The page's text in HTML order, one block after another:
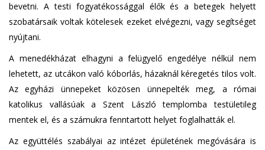
bevetni. A testi fogyatékossággal élők és a betegek helyett
szobatársaik voltak kötelesek ezeket elvégezni, vagy segítséget
nyújtani.
A menedékházat elhagyni a felügyelő engedélye nélkül nem
lehetett, az utcákon való kóborlás, házaknál kéregetés tilos volt.
Az egyházi ünnepeket közösen ünnepelték meg, a római
katolikus vallásúak a Szent László templomba testületileg
mentek el, és a számukra fenntartott helyet foglalhatták el.
Az együttélés szabályai az intézet épületének megóvására is